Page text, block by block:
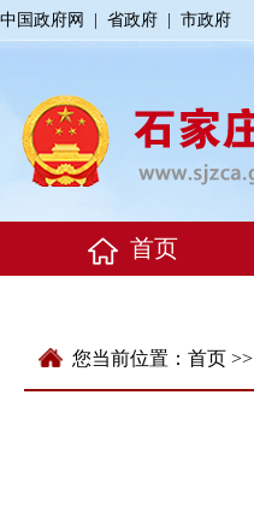
中国政府网 省政府 市政府
您当前位置： 首页 >>